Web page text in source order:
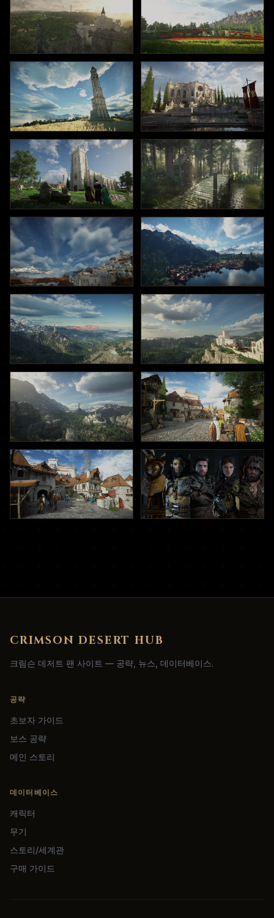
CRIMSON DESERT HUB
크림슨 데저트 팬 사이트 — 공략, 뉴스, 데이터베이스.
공략
초보자 가이드
보스 공략
메인 스토리
데이터베이스
캐릭터
무기
스토리/세계관
구매 가이드